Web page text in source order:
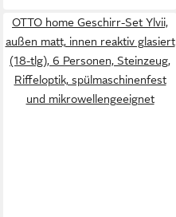
OTTO home Geschirr-Set Ylvii,
außen matt, innen reaktiv glasiert
(18-tlg), 6 Personen, Steinzeug,
Riffeloptik, spülmaschinenfest
und mikrowellengeeignet